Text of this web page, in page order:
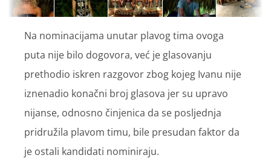
Na nominacijama unutar plavog tima ovoga
puta nije bilo dogovora, već je glasovanju
prethodio iskren razgovor zbog kojeg Ivanu nije
iznenadio konačni broj glasova jer su upravo
nijanse, odnosno činjenica da se posljednja
pridružila plavom timu, bile presudan faktor da
je ostali kandidati nominiraju.